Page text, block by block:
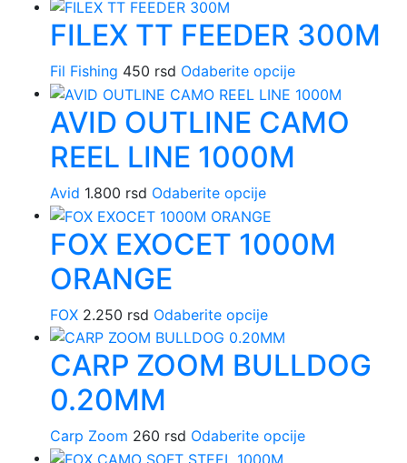
izabrane
stranici
proizvoda.
ima
više
varijanti.
Opcije
mogu
biti
izabrane
stranici
proizvoda.
FILEX TT FEEDER 300M
Fil Fishing 450 rsd Odaberite opcijeOvaj
proizvod
ima
više
izabrane
AVID OUTLINE CAMO
REEL LINE 1000M
Avid 1.800 rsd Odaberite opcijeOvaj
proizvod
ima
više
mogu
biti
izabrane
proizvoda.
FOX EXOCET 1000M
ORANGE
FOX 2.250 rsd Odaberite opcijeOvaj
proizvod
ima
više
mogu
CARP ZOOM BULLDOG
0.20MM
Carp Zoom 260 rsd Odaberite opcijeOvaj